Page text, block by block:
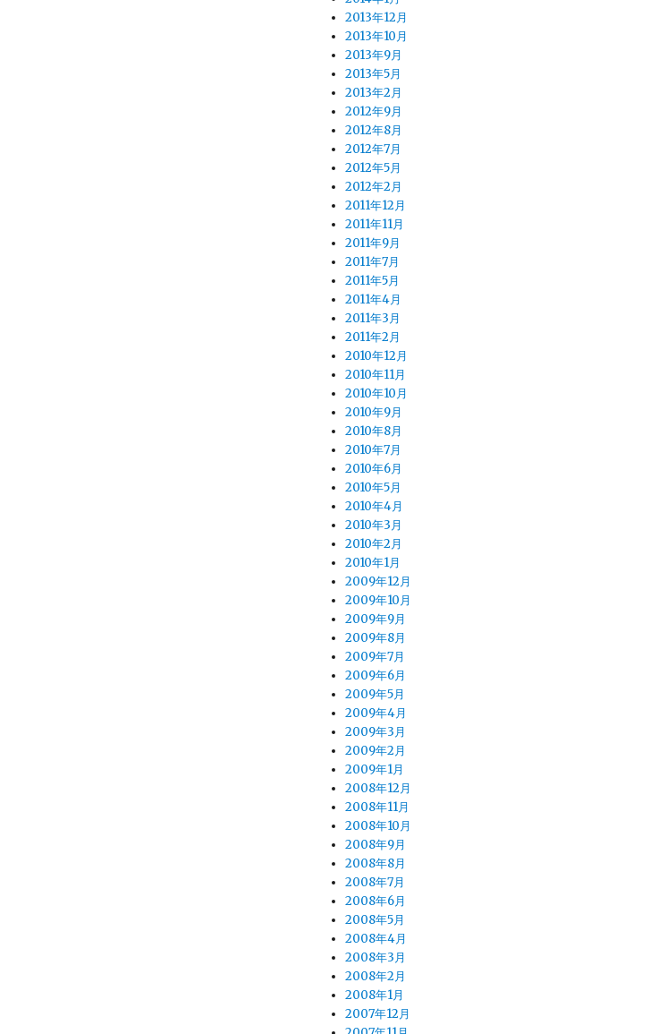
2013年12月
2013年10月
2013年9月
2013年5月
2013年2月
2012年9月
2012年8月
2012年7月
2012年5月
2012年2月
2011年12月
2011年11月
2011年9月
2011年7月
2011年5月
2011年4月
2011年3月
2011年2月
2010年12月
2010年11月
2010年10月
2010年9月
2010年8月
2010年7月
2010年6月
2010年5月
2010年4月
2010年3月
2010年2月
2010年1月
2009年12月
2009年10月
2009年9月
2009年8月
2009年7月
2009年6月
2009年5月
2009年4月
2009年3月
2009年2月
2009年1月
2008年12月
2008年11月
2008年10月
2008年9月
2008年8月
2008年7月
2008年6月
2008年5月
2008年4月
2008年3月
2008年2月
2008年1月
2007年12月